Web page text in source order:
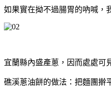
如果實在拗不過腸胃的吶喊，
宜蘭縣內盛產蔥，因而處處可
礁溪蔥油餅的做法：把麵團擀